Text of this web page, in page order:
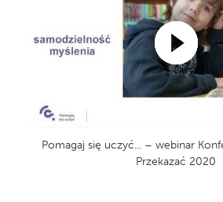
Pomagaj się uczyć... – webinar
Przekazać 2020